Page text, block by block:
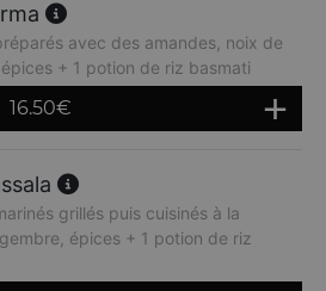
avec des amandes, noix de
+ 1 potion de riz basmati
16.50€
grillés puis cuisinés à la
épices + 1 potion de riz